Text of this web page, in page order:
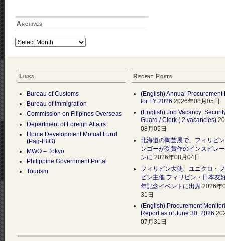
Archives
Archives
Links
Bureau of Customs
Bureau of Immigration
Commission on Filipinos Overseas
Department of Foreign Affairs
Home Development Mutual Fund
(Pag-IBIG)
MWO – Tokyo
Philippine Government Portal
Tourism
Recent Posts
(English) Annual Procurement
for FY 2026 2026年08月05日
(English) Job Vacancy:
Guard / Clerk ( 2 vacancies)
08月05日
北海道の陶芸展で、フィリピ
ンゴーが受賞作のインスピレ
ンに 2026年08月04日
フィリピン大使、ユニクロ・
ピン主催 フィリピン・日本友
年記念イベントに出席 2026年
31日
(English) Procurement
Report as of June 30, 2026
07月31日